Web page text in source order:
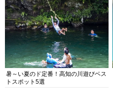
暑～い夏のド定番！高知の川遊びベス
トスポット5選